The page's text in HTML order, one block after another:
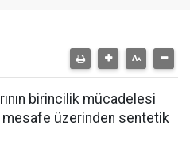
birincilik mücadelesi
üzerinden sentetik